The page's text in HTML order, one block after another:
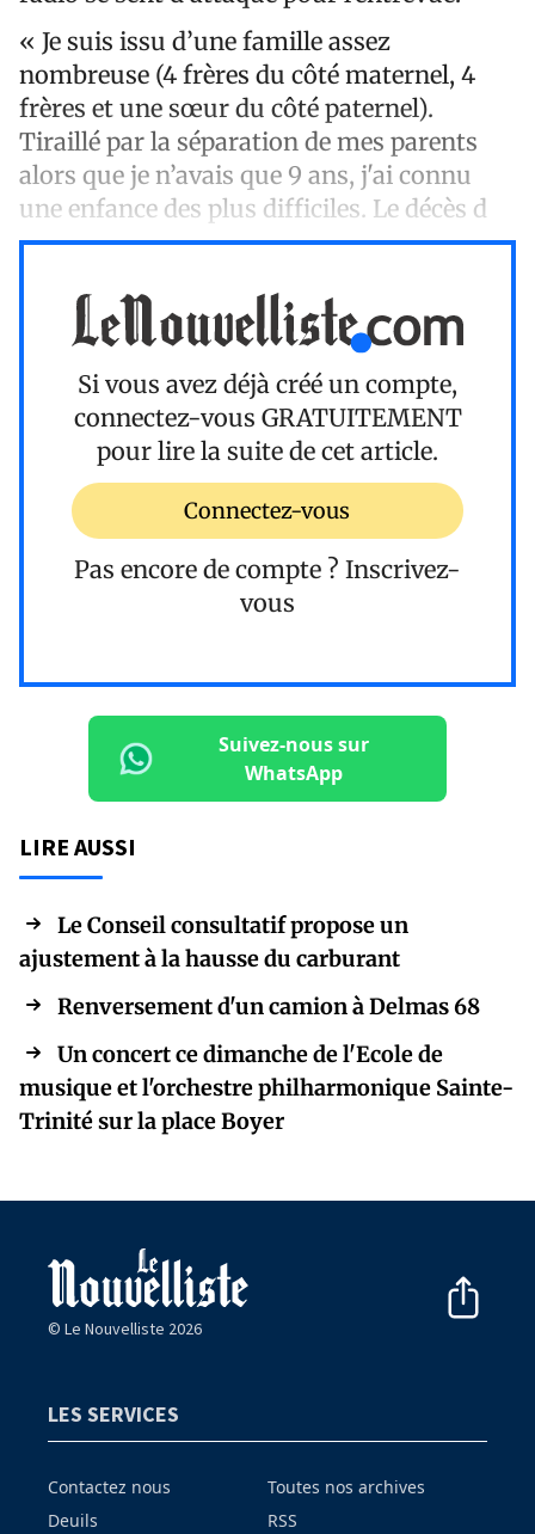
« Je suis issu d’une famille assez
nombreuse (4 frères du côté maternel, 4
frères et une sœur du côté paternel).
Tiraillé par la séparation de mes parents
alors que je n’avais que 9 ans, j'ai connu
une enfance des plus difficiles. Le décès d
Si vous avez déjà créé un compte,
connectez-vous GRATUITEMENT
pour lire la suite de cet article.
Connectez-vous
Pas encore de compte ? Inscrivez-
vous
Suivez-nous sur
WhatsApp
LIRE AUSSI
Le Conseil consultatif propose un
ajustement à la hausse du carburant
Renversement d'un camion à Delmas 68
Un concert ce dimanche de l'Ecole de
musique et l'orchestre philharmonique Sainte-
Trinité sur la place Boyer
© Le Nouvelliste 2026
LES SERVICES
Contactez nous
Deuils
Toutes nos archives
RSS